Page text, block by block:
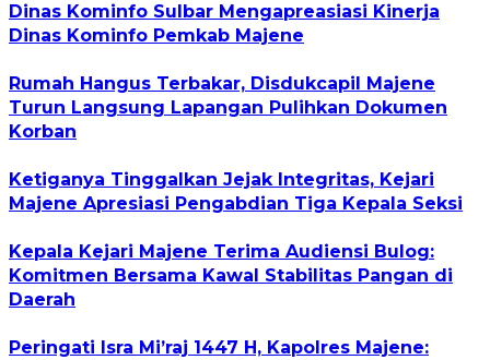
Dinas Kominfo Sulbar Mengapreasiasi Kinerja
Dinas Kominfo Pemkab Majene
Rumah Hangus Terbakar, Disdukcapil Majene
Turun Langsung Lapangan Pulihkan Dokumen
Korban
Ketiganya Tinggalkan Jejak Integritas, Kejari
Majene Apresiasi Pengabdian Tiga Kepala Seksi
Kepala Kejari Majene Terima Audiensi Bulog:
Komitmen Bersama Kawal Stabilitas Pangan di
Daerah
Peringati Isra Mi’raj 1447 H, Kapolres Majene: